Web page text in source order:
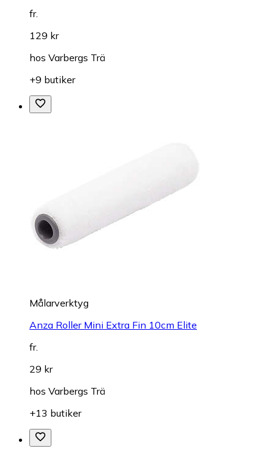
fr.
129 kr
hos Varbergs Trä
+9 butiker
Målarverktyg
Anza Roller Mini Extra Fin 10cm Elite
fr.
29 kr
hos Varbergs Trä
+13 butiker